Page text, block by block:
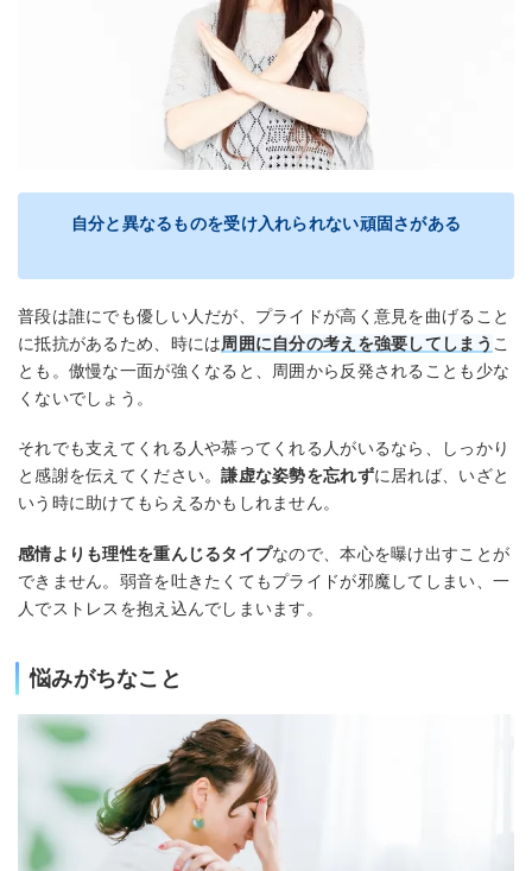
自分と異なるものを受け入れられない頑固さがある
普段は誰にでも優しい人だが、プライドが高く意見を曲げること
に抵抗があるため、時には周囲に自分の考えを強要してしまう こ
とも。傲慢な一面が強くなると、周囲から反発されることも少な
くないでしょう。
それでも支えてくれる人や慕ってくれる人がいるなら、しっかり
と感謝を伝えてください。謙虚な姿勢を忘れずに居れば、いざと
いう時に助けてもらえるかもしれません。
感情よりも理性を重んじるタイプなので、本心を曝け出すことが
できません。弱音を吐きたくてもプライドが邪魔してしまい、一
人でストレスを抱え込んでしまいます。
悩みがちなこと